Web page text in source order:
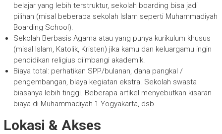
belajar yang lebih terstruktur, sekolah boarding bisa jadi
pilihan (misal beberapa sekolah Islam seperti Muhammadiyah
Boarding School).
Sekolah Berbasis Agama atau yang punya kurikulum khusus
(misal Islam, Katolik, Kristen) jika kamu dan keluargamu ingin
pendidikan religius diimbangi akademik.
Biaya total: perhatikan SPP/bulanan, dana pangkal /
pengembangan, biaya kegiatan ekstra. Sekolah swasta
biasanya lebih tinggi. Beberapa artikel menyebutkan kisaran
biaya di Muhammadiyah 1 Yogyakarta, dsb.
Lokasi & Akses